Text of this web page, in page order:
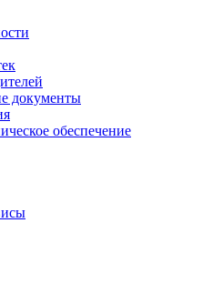
документы
обеспечение